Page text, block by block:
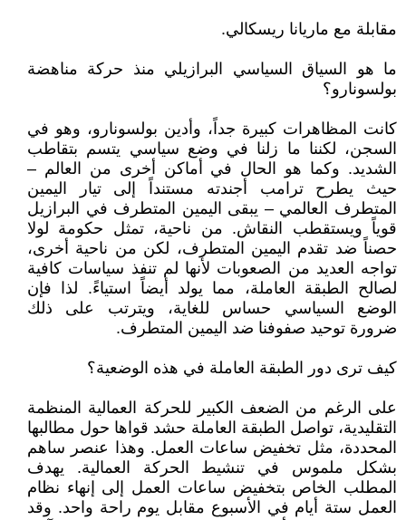
مقابلة مع ماريانا ريسكالي.
ما هو السياق السياسي البرازيلي منذ حركة مناهضة
بولسونارو؟
كانت المظاهرات كبيرة جداً، وأدين بولسونارو، وهو في
السجن، لكننا ما زلنا في وضع سياسي يتسم بتقاطب
الشديد. وكما هو الحال في أماكن أخرى من العالم –
حيث يطرح ترامب أجندته مستنداً إلى تيار اليمين
المتطرف العالمي – يبقى اليمين المتطرف في البرازيل
قوياً ويستقطب النقاش. من ناحية، تمثل حكومة لولا
حصناً ضد تقدم اليمين المتطرف، لكن من ناحية أخرى،
تواجه العديد من الصعوبات لأنها لم تنفذ سياسات كافية
لصالح الطبقة العاملة، مما يولد أيضاً استياءً. لذا فإن
الوضع السياسي حساس للغاية، ويترتب على ذلك
ضرورة توحيد صفوفنا ضد اليمين المتطرف.
كيف ترى دور الطبقة العاملة في هذه الوضعية؟
على الرغم من الضعف الكبير للحركة العمالية المنظمة
التقليدية، تواصل الطبقة العاملة حشد قواها حول مطالبها
المحددة، مثل تخفيض ساعات العمل. وهذا عنصر ساهم
بشكل ملموس في تنشيط الحركة العمالية. يهدف
المطلب الخاص بتخفيض ساعات العمل إلى إنهاء نظام
العمل ستة أيام في الأسبوع مقابل يوم راحة واحد. وقد